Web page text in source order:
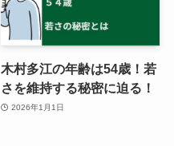
木村多江の年齢は54歳！若
さを維持する秘密に迫る！
2026年1月1日